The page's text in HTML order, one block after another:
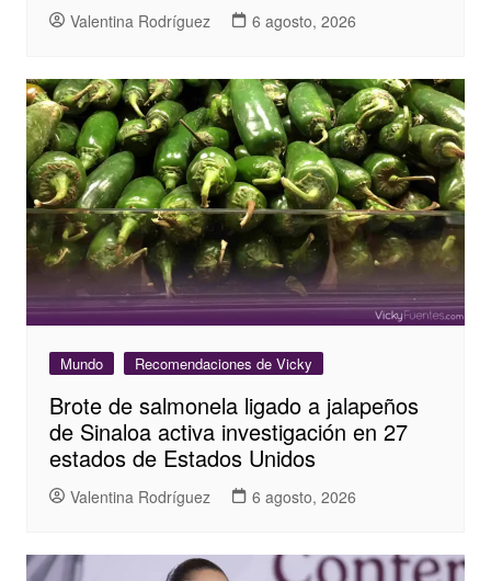
Valentina Rodríguez 6 agosto, 2026
Mundo Recomendaciones de Vicky
Brote de salmonela ligado a jalapeños
de Sinaloa activa investigación en 27
estados de Estados Unidos
Valentina Rodríguez 6 agosto, 2026